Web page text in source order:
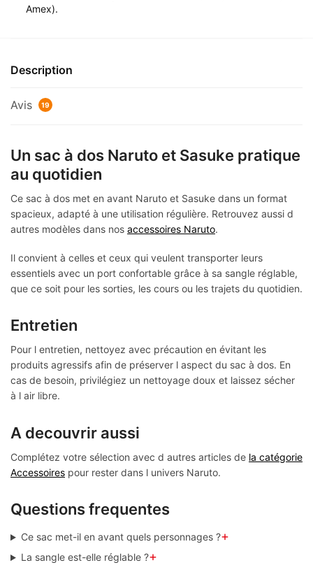
Amex).
Description
Avis 19
Un sac à dos Naruto et Sasuke pratique
au quotidien
Ce sac à dos met en avant Naruto et Sasuke dans un format
spacieux, adapté à une utilisation régulière. Retrouvez aussi d
autres modèles dans nos accessoires Naruto.
Il convient à celles et ceux qui veulent transporter leurs
essentiels avec un port confortable grâce à sa sangle réglable,
que ce soit pour les sorties, les cours ou les trajets du quotidien.
Entretien
Pour l entretien, nettoyez avec précaution en évitant les
produits agressifs afin de préserver l aspect du sac à dos. En
cas de besoin, privilégiez un nettoyage doux et laissez sécher
à l air libre.
A decouvrir aussi
Complétez votre sélection avec d autres articles de la catégorie
Accessoires pour rester dans l univers Naruto.
Questions frequentes
Ce sac met-il en avant quels personnages ?+
La sangle est-elle réglable ?+